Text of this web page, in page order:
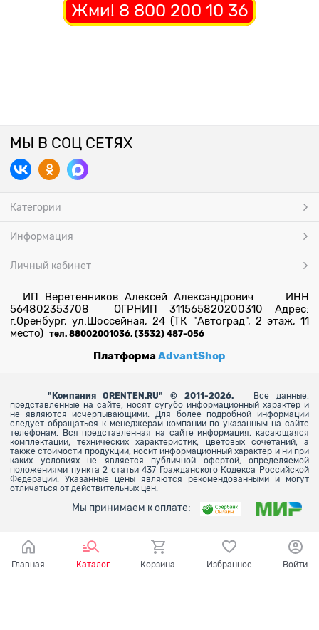
Жми! 8 800 200 10 36
МЫ В СОЦ СЕТЯХ
Категории
Информация
Личный кабинет
ИП Веретенников Алексей Александрович ИНН
564802353708 ОГРНИП 311565820200310 Адрес:
г.Оренбург, ул.Шоссейная, 24 (ТК "Автоград", 2 этаж, 11
место) тел. 88002001036, (3532) 487-056
ПлатформаAdvantShop
" Компания ORENTEN.RU" © 2011-2026.
Все данные,
представленные на сайте, носят сугубо информационный характер и
не являются исчерпывающими. Для более подробной информации
следует обращаться к менеджерам компании по указанным на сайте
телефонам. Вся представленная на сайте информация, касающаяся
комплектации, технических характеристик, цветовых сочетаний, а
также стоимости продукции, носит информационный характер и ни при
каких условиях не является публичной офертой, определяемой
положениями пункта 2 статьи 437 Гражданского Кодекса Российской
Федерации. Указанные цены являются рекомендованными и могут
отличаться от действительных цен.
Мы принимаем к оплате:
Главная Каталог Корзина Избранное Войти